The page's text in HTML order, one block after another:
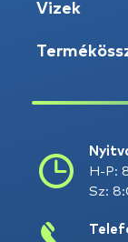
Vizek
H-P:
Sz: